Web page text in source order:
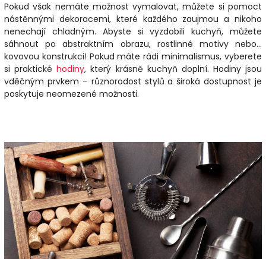
Pokud však nemáte možnost vymalovat, můžete si pomoct
nástěnnými dekoracemi, které každého zaujmou a nikoho
nenechají chladným. Abyste si vyzdobili kuchyň, můžete
sáhnout po abstraktním obrazu, rostlinné motivy nebo…
kovovou konstrukci! Pokud máte rádi minimalismus, vyberete
si praktickéhodiny, který krásně kuchyň doplní. Hodiny jsou
vděčným prvkem – různorodost stylů a široká dostupnost je
poskytuje neomezené možnosti.